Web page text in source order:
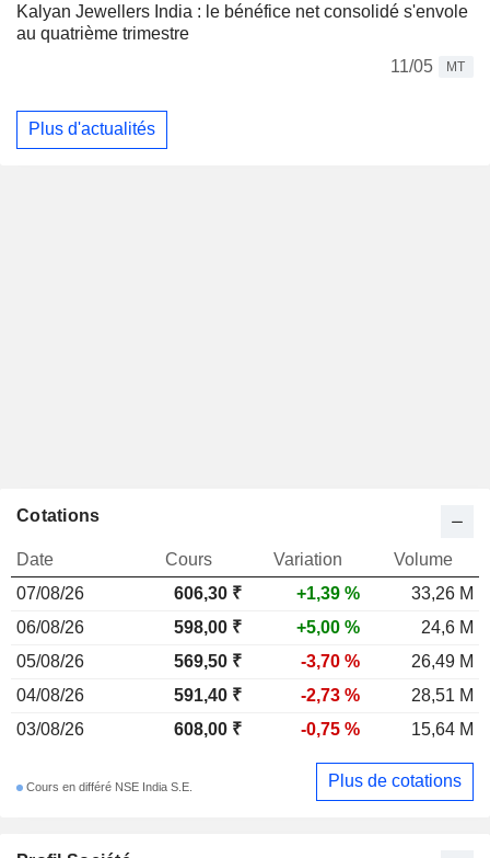
Kalyan Jewellers India : le bénéfice net consolidé s'envole
au quatrième trimestre
11/05
MT
Plus d'actualités
Cotations
Date Cours Variation
Volume
07/08/26
606,30 ₹ +1,39 %
33,26 M
06/08/26
598,00 ₹ +5,00 %
24,6 M
05/08/26
569,50 ₹ -3,70 %
26,49 M
04/08/26
591,40 ₹ -2,73 %
28,51 M
03/08/26
608,00 ₹ -0,75 % 15,64 M
Cours en différé NSE India S.E. Plus de cotations